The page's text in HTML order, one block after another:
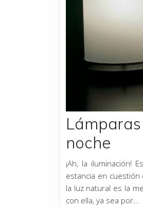
noche
¡Ah, la iluminación!
estancia en
la luz natural es la
con ella, ya sea por...